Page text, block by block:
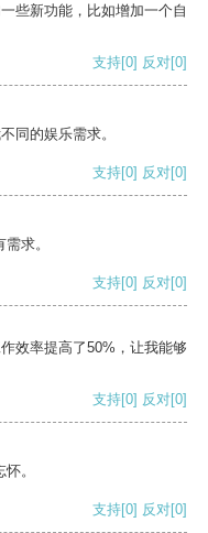
些新功能，比如增加一个自
支持[0] 反对[0]
同的娱乐需求。
支持[0] 反对[0]
求。
支持[0] 反对[0]
效率提高了50%，让我能够
支持[0] 反对[0]
。
支持[0] 反对[0]